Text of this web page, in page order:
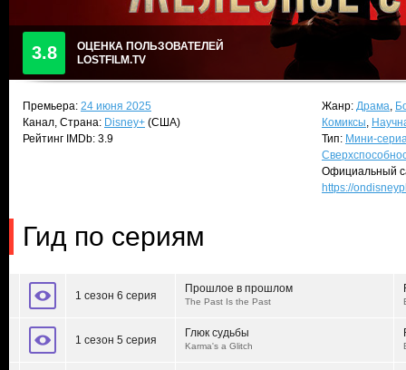
3.8
ОЦЕНКА ПОЛЬЗОВАТЕЛЕЙ
LOSTFILM.TV
Премьера: 24 июня 2025
Канал, Страна: Disney+ (США)
Рейтинг IMDb: 3.9
Жанр: Драма,
Комиксы,
Тип: Мини-
Официальный
https://
Гид по сериям
1 сезон 6 серия
Прошлое в прошлом
The Past Is the Past
1 сезон 5 серия
Глюк судьбы
Karma's a Glitch